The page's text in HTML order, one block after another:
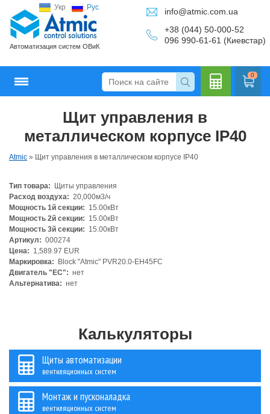
Укр Рус
Автоматизация систем ОВиК
info@atmic.com.ua
+38 (044) 50-000-52
096 990-61-61 (Киевстар)
0
Щит управления в
металлическом корпусе IP40
Atmic » Щит управления в металлическом корпусе IP40
Тип товара:
Щиты управления
Расход воздуха: 20,000м3/ч
Мощность 1й секции: 15.00кВт
Мощность 2й секции: 15.00кВт
Мощность 3й секции: 15.00кВт
Артикул: 000274
Цена: 1,589.97 EUR
Маркировка:
Block "Atmic" PVR20.0-EH45FC
Двигатель "ЕС": нет
Альтернатива: нет
Калькуляторы
Щиты автоматизации
вентиляционных систем
Монтаж и пусконаладка
вентиляционных систем